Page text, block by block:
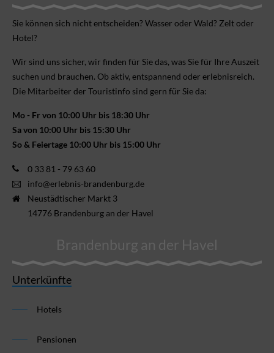
Sie können sich nicht ent­scheiden? Wasser oder Wald? Zelt oder
Hotel?
Wir sind uns sicher, wir finden für Sie das, was Sie für Ihre Aus­zeit
suchen und brauchen. Ob aktiv, ent­spannend oder erlebnis­reich.
Die Mitarbeiter der Touristinfo sind gern für Sie da:
Mo - Fr von 10:00 Uhr bis 18:30 Uhr
Sa von 10:00 Uhr bis 15:30 Uhr
So & Feiertage 10:00 Uhr bis 15:00 Uhr
0 33 81 - 79 63 60
info@erlebnis-brandenburg.de
Neustädtischer Markt 3
14776 Brandenburg an der Havel
Brandenburg an der Havel
Unterkünfte
Hotels
Pensionen